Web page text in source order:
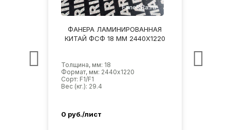
ФАНЕРА ЛАМИНИРОВАННАЯ
КИТАЙ ФСФ 18 ММ 2440Х1220
Толщина, мм: 18
Формат, мм: 2440х1220
Сорт: F1/F1
Вес (кг.): 29.4
0 руб./лист